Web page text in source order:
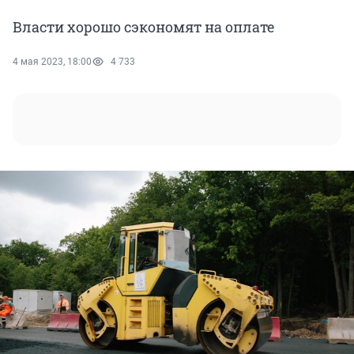
Власти хорошо сэкономят на оплате
4 мая 2023, 18:00 4 733